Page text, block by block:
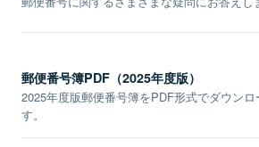
郵便番号簿PDF（2025年度版）
2025年度版郵便番号簿をPDF形式でダウンロ
す。